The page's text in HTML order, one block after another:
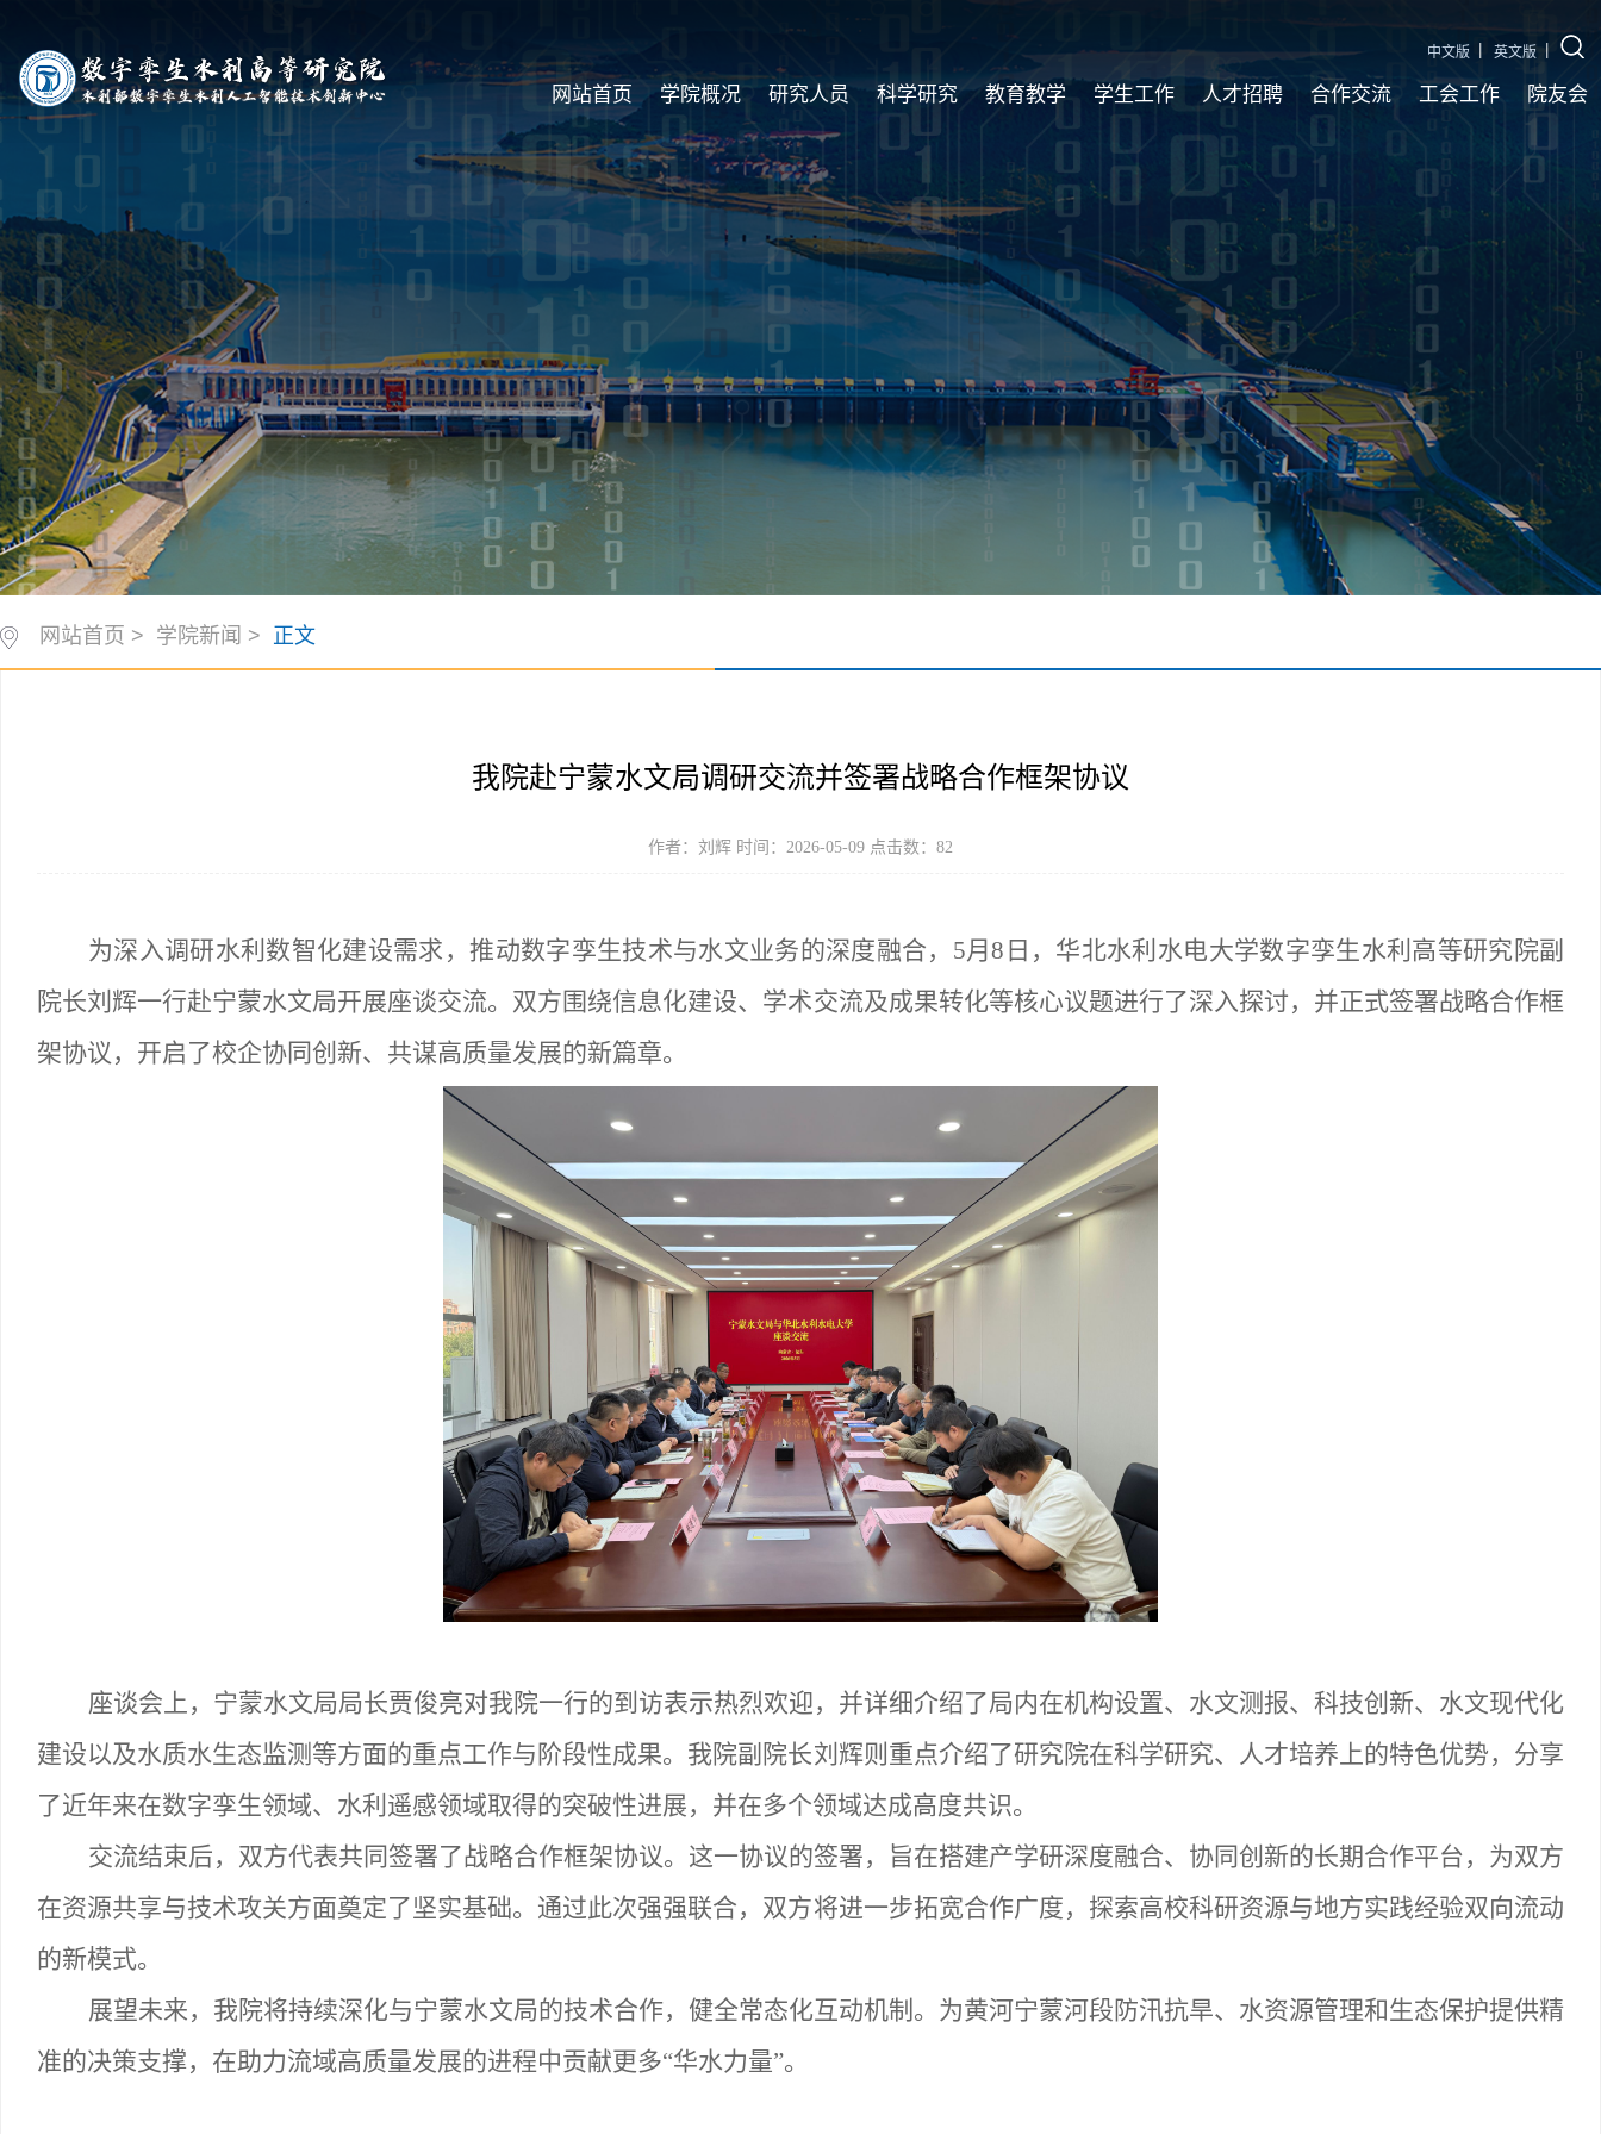
中文版 英文版
网站首页 学院概况 研究人员 科学研究 教育教学 学生工作 人才招聘 合作交流 工会工作 院友会
网站首页 > 学院新闻 > 正文
我院赴宁蒙水文局调研交流并签署战略合作框架协议
作者：刘辉 时间：2026-05-09 点击数： 82
为深入调研水利数智化建设需求，推动数字孪生技术与水文业务的深度融合， 5月8日，华北水利水电大学数字孪生水利高等研究院副
院长刘辉一行赴宁蒙水文局开展座谈交流。双方围绕信息化建设、学术交流及成果转化等核心议题进行了深入探讨，并正式签署战略合作框
架协议，开启了校企协同创新、共谋高质量发展的新篇章。
座谈会上，宁蒙水文局局长贾俊亮对我院一行的到访表示热烈欢迎，并详细介绍了局内在机构设置、水文测报、科技创新、水文现代化
建设以及水质水生态监测等方面的重点工作与阶段性成果。我院副院长刘辉则重点介绍了研究院在科学研究、人才培养上的特色优势，分享
了近年来在数字孪生领域、水利遥感领域取得的突破性进展，并在多个领域达成高度共识。
交流结束后，双方代表共同签署了战略合作框架协议。这一协议的签署，旨在搭建产学研深度融合、协同创新的长期合作平台，为双方
在资源共享与技术攻关方面奠定了坚实基础。通过此次强强联合，双方将进一步拓宽合作广度，探索高校科研资源与地方实践经验双向流动
的新模式。
展望未来，我院将持续深化与宁蒙水文局的技术合作，健全常态化互动机制。为黄河宁蒙河段防汛抗旱、水资源管理和生态保护提供精
准的决策支撑，在助力流域高质量发展的进程中贡献更多“华水力量”。